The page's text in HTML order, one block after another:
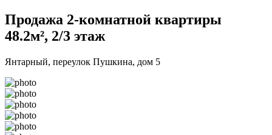
Продажа 2-комнатной квартиры
48.2м², 2/3 этаж
Янтарный, переулок Пушкина, дом 5